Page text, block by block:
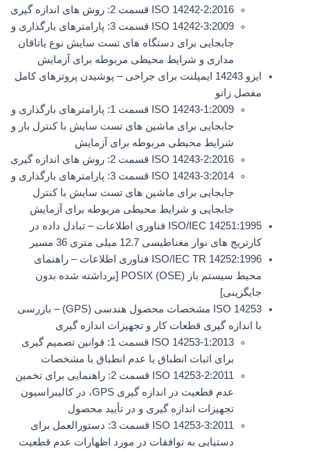
ISO 14242-2:2016 قسمت 2: روش های اندازه گیری
ISO 14242-3:2009 قسمت 3: پارامترهای بارگذاری و
جابجایی برای دستگاه های تست سایش نوع یاتاقان
مداری و شرایط محیطی مربوطه برای آزمایش
ایزو 14243 ایمپلنت برای جراحی – پوشیدن پروتزهای کامل
مفصل زانو
ISO 14243-1:2009 قسمت 1: پارامترهای بارگذاری و
جابجایی برای ماشین های تست سایش با کنترل بار و
شرایط محیطی مربوطه برای آزمایش
ISO 14243-2:2016 قسمت 2: روش های اندازه گیری
ISO 14243-3:2014 قسمت 3: پارامترهای بارگذاری و
جابجایی برای ماشین های تست سایش با کنترل
جابجایی و شرایط محیطی مربوطه برای آزمایش
ISO/IEC 14251:1995 فناوری اطلاعات – تبادل داده در
کارتریج های نوار مغناطیسی 12.7 میلی متری 36 مسیر
ISO/IEC TR 14252:1996 فناوری اطلاعات – راهنمای
محیط سیستم باز POSIX (OSE) [برداشته شده بدون
جایگزینی]
ISO 14253 مشخصات محصول هندسی (GPS) – بازرسی
با اندازه گیری قطعات کار و تجهیزات اندازه گیری
ISO 14253-1:2013 قسمت 1: قوانین تصمیم گیری
برای اثبات انطباق یا عدم انطباق با مشخصات
ISO 14253-2:2011 قسمت 2: راهنمایی برای تخمین
عدم قطعیت در اندازه گیری GPS، در کالیبراسیون
تجهیزات اندازه گیری و در تأیید محصول
ISO 14253-3:2011 قسمت 3: دستورالعمل برای
دستیابی به توافقات در مورد اظهارات عدم قطعیت